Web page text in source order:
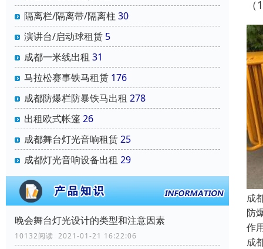
隔离栏/隔离带/隔离柱 30
演讲台/启动球租赁 5
成都一米线出租 31
马拉松赛事铁马租赁 176
成都防爆栏防暴铁马出租 278
出租欧式帐篷 26
成都舞台灯光音响租赁25
成都灯光音响设备出租 29
晚会舞台灯光设计的类型和注意因素
10132阅读 2021-01-21 16:22:06
成
防
作
成